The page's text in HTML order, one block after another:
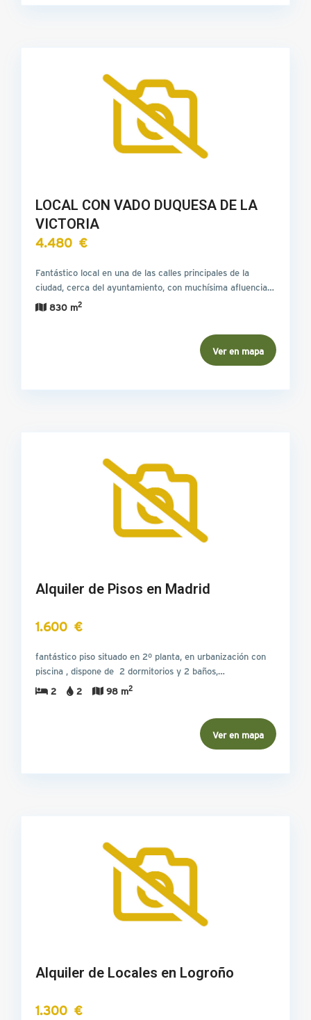
LOCAL CON VADO DUQUESA DE LA
VICTORIA
4.480 €
Fantástico local en una de las calles principales de la
ciudad, cerca del ayuntamiento, con muchísima afluencia…
830 m2
Ver en mapa
Alquiler de Pisos en Madrid
1.600 €
fantástico piso situado en 2º planta, en urbanización con
piscina , dispone de 2 dormitorios y 2 baños,…
2
2 98 m2
Ver en mapa
Alquiler de Locales en Logroño
1.300 €